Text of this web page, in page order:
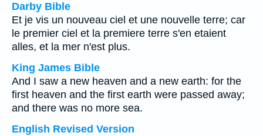
Darby Bible
Et je vis un nouveau ciel et une nouvelle terre; car
le premier ciel et la premiere terre s'en etaient
alles, et la mer n'est plus.
King James Bible
And I saw a new heaven and a new earth: for the
first heaven and the first earth were passed away;
and there was no more sea.
English Revised Version